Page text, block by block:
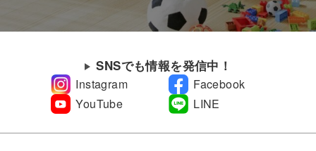
SNSでも情報を発信中！
Instagram
Facebook
YouTube
LINE